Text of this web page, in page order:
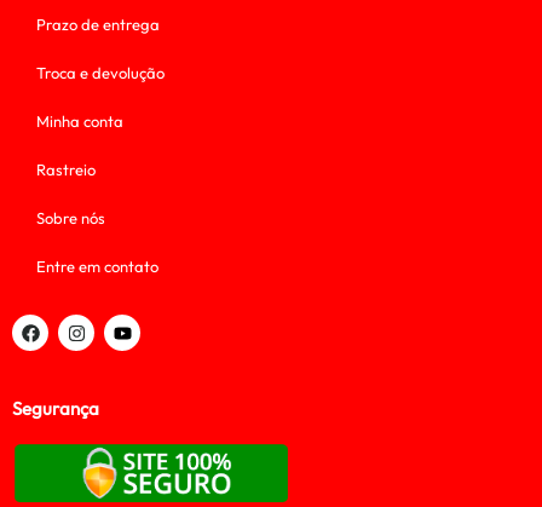
Prazo de entrega
Troca e devolução
Minha conta
Rastreio
Sobre nós
Entre em contato
Segurança